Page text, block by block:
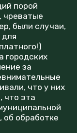
порой
чреватые
были случаи,
городских
за
что у них
что эта
об обработке